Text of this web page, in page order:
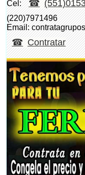
Cel:
(220)7971496
Email:
Contratar